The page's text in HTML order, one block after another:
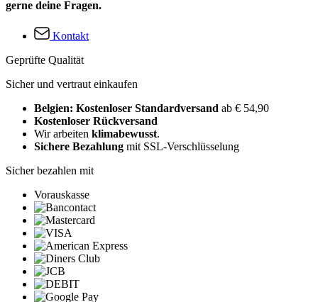
gerne deine Fragen.
Kontakt
Geprüfte Qualität
Sicher und vertraut einkaufen
Belgien: Kostenloser Standardversand ab € 54,90
Kostenloser Rückversand
Wir arbeiten klimabewusst.
Sichere Bezahlung mit SSL-Verschlüsselung
Sicher bezahlen mit
Vorauskasse